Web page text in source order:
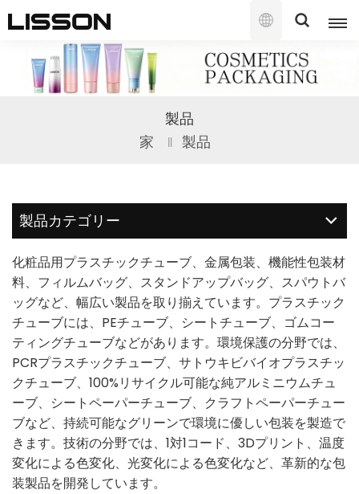
語
English
français
español
português
العربية
日本語
한국의
ไทย
Tiếng việt
中文
製品
家 製品
製品カテゴリー
化粧品用プラスチックチューブ、金属包装、機能性包装材
料、フィルムバッグ、スタンドアップバッグ、スパウトバ
ッグなど、幅広い製品を取り揃えています。プラスチック
チューブには、PEチューブ、シートチューブ、ゴムコー
ティングチューブなどがあります。環境保護の分野では、
PCRプラスチックチューブ、サトウキビバイオプラスチッ
クチューブ、100%リサイクル可能な純アルミニウムチュ
ーブ、シートペーパーチューブ、クラフトペーパーチュー
ブなど、持続可能なグリーンで環境に優しい包装を製造で
きます。技術の分野では、1対1コード、3Dプリント、温度
変化による色変化、光変化による色変化など、革新的な包
装製品を開発しています。